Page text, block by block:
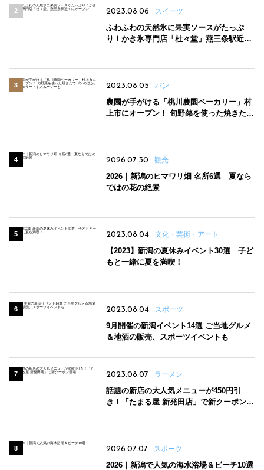
2023.08.06 スイーツ
ふわふわの天然氷に果実ソースがたっぷ
り！かき氷専門店「杜々堂」燕三条駅近く
2023.08.05 パン
農園が手がける「桃川農園ベーカリー」村
上市にオープン！ 旬野菜を使った焼きたて
2026.07.30 観光
2026｜新潟のヒマワリ畑 名所6選 夏なら
ではの花の絶景
2023.08.04 文化・芸術・アート
【2023】新潟の夏休みイベント30選 子ど
もと一緒に夏を満喫！
2023.08.04 スポーツ
9月開催の新潟イベント14選 ご当地グルメ
＆地酒の販売、スポーツイベントも
2023.08.07 ラーメン
話題の新店の大人気メニューが450円引
き！「たまる屋 新発田店」で新クーポン登
2026.07.07 スポーツ
2026｜新潟で人気の海水浴場＆ビーチ10選